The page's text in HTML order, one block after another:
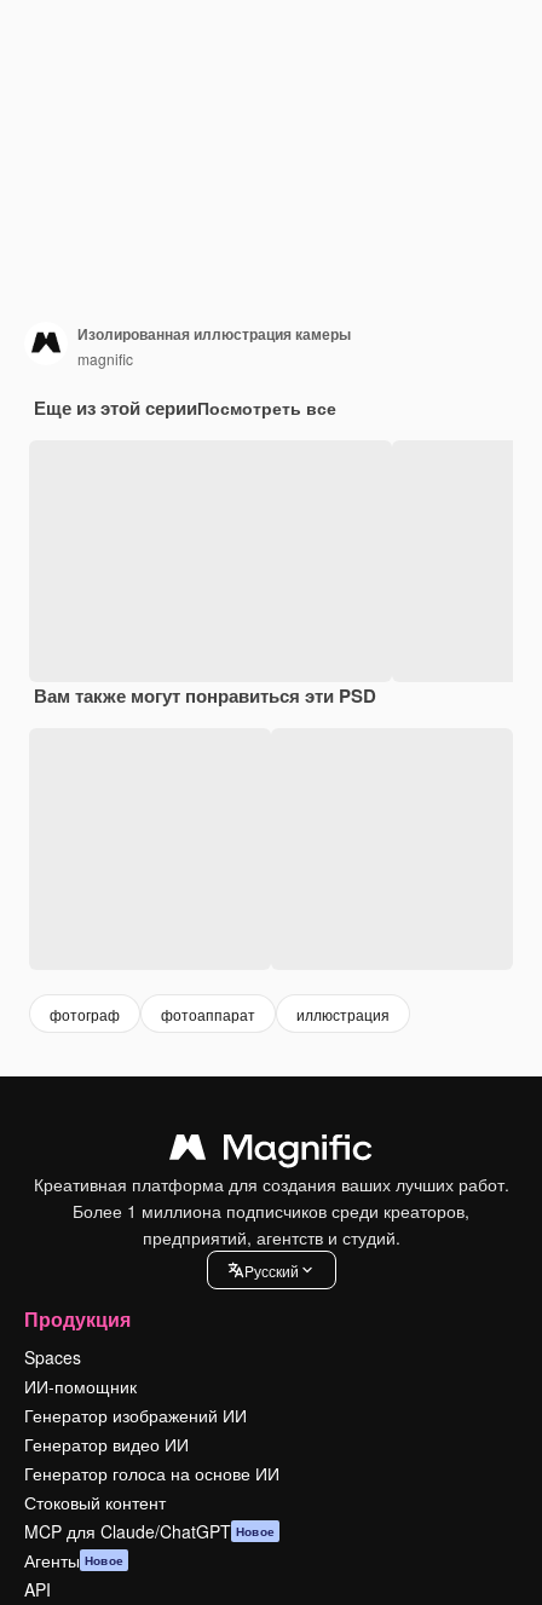
Изолированная иллюстрация камеры
magnific
Еще из этой серииПосмотреть все
Вам также могут понравиться эти PSD
фотограф фотоаппарат иллюстрация
Креативная платформа для создания ваших лучших работ.
Более 1 миллиона подписчиков среди креаторов,
предприятий, агентств и студий.
Pусский
Продукция
Spaces
ИИ-помощник
Генератор изображений ИИ
Генератор видео ИИ
Генератор голоса на основе ИИ
Стоковый контент
MCP для Claude/ChatGPT Новое
Агенты Новое
API